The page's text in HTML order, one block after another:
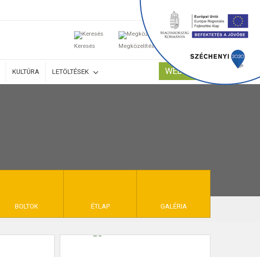
Keresés Megközelítés
0
KULTÚRA LETÖLTÉSEK WEBSHOP
BOLTOK ÉTLAP GALÉRIA